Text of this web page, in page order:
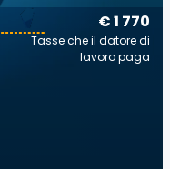
€ 1 770
Tasse che il datore di
lavoro paga